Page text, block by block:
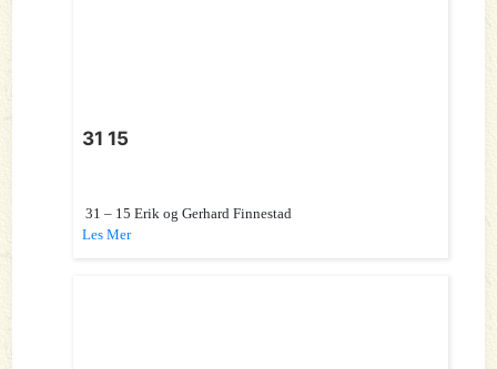
31 15
31 – 15 Erik og Gerhard Finnestad
Les Mer